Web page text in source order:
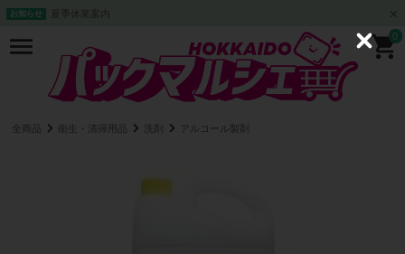
お知らせ 夏季休業案内
0
全商品 衛生・清掃用品 洗剤 アルコール製剤
C